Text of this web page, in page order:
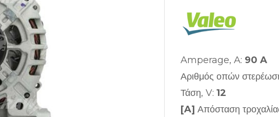
Amperage, A: 90 A
Αριθμός οπών
Τάση, V: 12
[A] Απόσταση